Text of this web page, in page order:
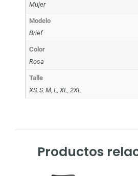
Mujer
Modelo
Brief
Color
Rosa
Talle
XS,S,M ,L ,XL ,2XL
Productos